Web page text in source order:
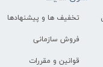
تخفیف ها و پیشنهادها
فروش سازمانی
قوانین و مقررات